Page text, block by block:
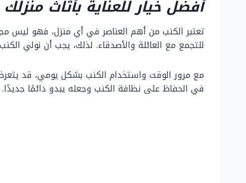
أفضل خيار للعناية بأثاث منزلك
تعتبر الكنب من أهم العناصر في أي منزل، فهو ليس
للتجمع مع العائلة والأصدقاء. لذلك، يجب أن نولي
مع مرور الوقت واستخدام الكنب بشكل يومي، قد
في الحفاظ على نظافة الكنب وجعله يبدو دائمًا جديدًا.